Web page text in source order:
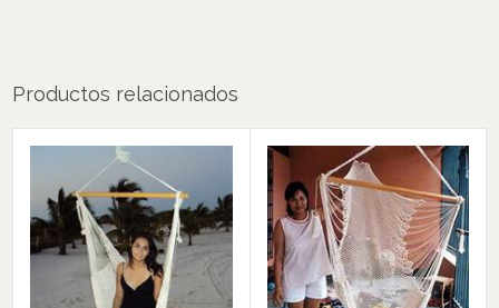
Productos relacionados